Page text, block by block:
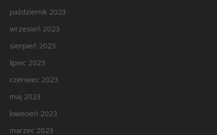
październik 2023
wrzesień 2023
sierpień 2023
lipiec 2023
czerwiec 2023
maj 2023
kwiecień 2023
marzec 2023